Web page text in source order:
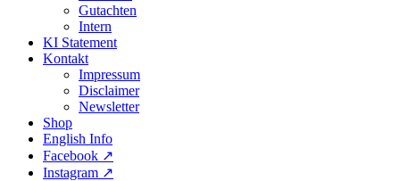
Gutachten
Intern
KI Statement
Kontakt
Impressum
Disclaimer
Newsletter
Shop
English Info
Facebook ↗︎
Instagram ↗︎